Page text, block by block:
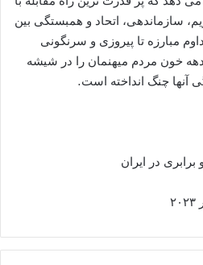
سازماندهی، اتحاد و همبستگی بین
مبارزه تا پیروزی و سرنگونی
خون مردم میهنمان را در شیشه
آنها چنگ انداخته است.
در ایران